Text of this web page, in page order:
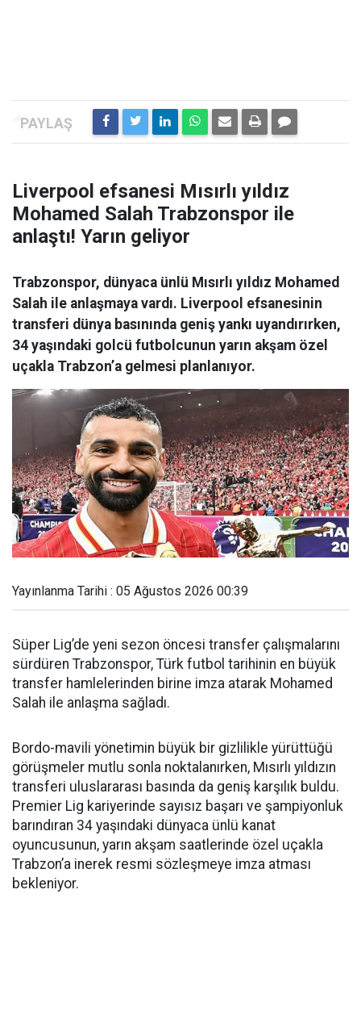
Liverpool efsanesi Mısırlı yıldız
Mohamed Salah Trabzonspor ile
anlaştı! Yarın geliyor
Trabzonspor, dünyaca ünlü Mısırlı yıldız Mohamed
Salah ile anlaşmaya vardı. Liverpool efsanesinin
transferi dünya basınında geniş yankı uyandırırken,
34 yaşındaki golcü futbolcunun yarın akşam özel
uçakla Trabzon’a gelmesi planlanıyor.
Yayınlanma Tarihi : 05 Ağustos 2026 00:39
Süper Lig’de yeni sezon öncesi transfer çalışmalarını
sürdüren Trabzonspor, Türk futbol tarihinin en büyük
transfer hamlelerinden birine imza atarak Mohamed
Salah ile anlaşma sağladı.
Bordo-mavili yönetimin büyük bir gizlilikle yürüttüğü
görüşmeler mutlu sonla noktalanırken, Mısırlı yıldızın
transferi uluslararası basında da geniş karşılık buldu.
Premier Lig kariyerinde sayısız başarı ve şampiyonluk
barındıran 34 yaşındaki dünyaca ünlü kanat
oyuncusunun, yarın akşam saatlerinde özel uçakla
Trabzon’a inerek resmi sözleşmeye imza atması
bekleniyor.